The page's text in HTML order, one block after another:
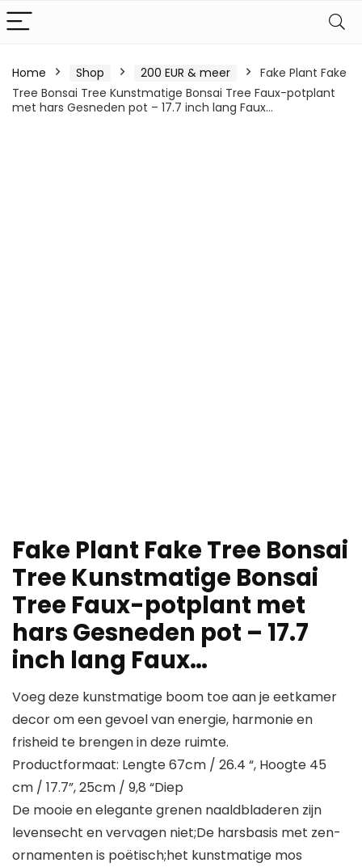
Home Shop 200 EUR & meer
Fake Plant Fake
Tree Bonsai Tree Kunstmatige Bonsai Tree Faux-potplant
met hars Gesneden pot – 17.7 inch lang Faux…
Fake Plant Fake Tree Bonsai
Tree Kunstmatige Bonsai
Tree Faux-potplant met
hars Gesneden pot – 17.7
inch lang Faux…
Voeg deze kunstmatige boom toe aan je eetkamer
decor om een ​​gevoel van energie, harmonie en
frisheid te brengen in deze ruimte.
Productformaat: Lengte 67cm / 26.4 “, Hoogte 45
cm / 17.7”, 25cm / 9,8 “Diep
De mooie en elegante grenen naaldbladeren zijn
levensecht en vervagen niet;De harsbasis met zen-
ornamenten is poëtisch;het kunstmatige mos